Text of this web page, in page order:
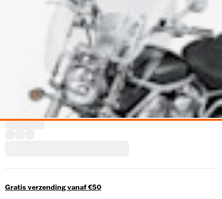
Gratis verzending vanaf €50